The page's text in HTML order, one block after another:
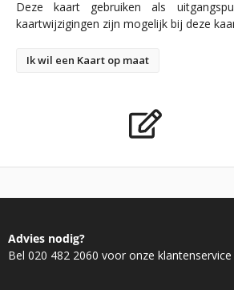
Deze kaart gebruiken als
kaartwijzigingen zijn mogelijk bij deze
Ik wil een Kaart op maat
Advies nodig?
Bel 020 482 2060 voor onze klantenservice